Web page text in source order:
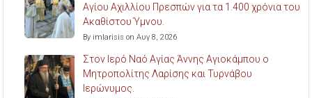
Αγίου Αχιλλίου Πρεσπών για τα 1.400 χρόνια του
Ακαθίστου Ύμνου.
By imlarisis on Αυγ 8, 2026
Στον Ιερό Ναό Αγίας Άννης Αγιοκάμπου ο
Μητροπολίτης Λαρίσης και Τυρνάβου
Ιερώνυμος.